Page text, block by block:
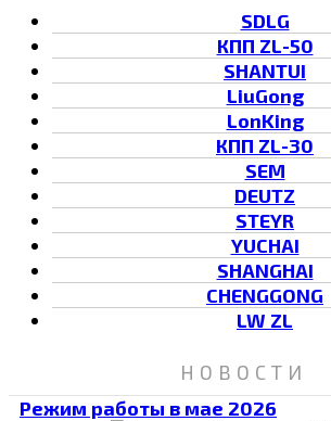
SDLG
КПП ZL-50
SHANTUI
LiuGong
LonKing
КПП ZL-30
SEM
DEUTZ
STEYR
YUCHAI
SHANGHAI
CHENGGONG
LW ZL
НОВОСТИ
Режим работы в мае 2026